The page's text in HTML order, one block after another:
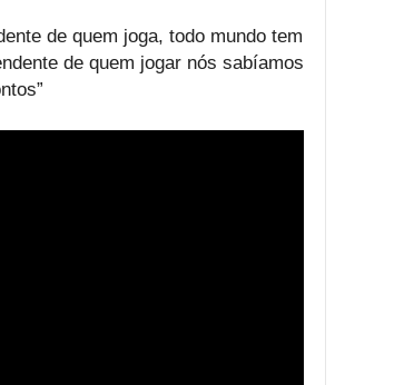
de quem joga, todo mundo tem
de quem jogar nós sabíamos